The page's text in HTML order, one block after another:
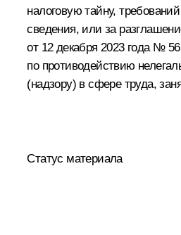
налоговую тайну,
сведения, или за
от 12 декабря 2023 года №
по противодействию
(надзору) в сфере труда,
Статус материала